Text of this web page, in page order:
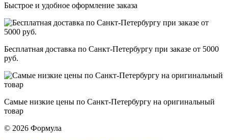
Быстрое и удобное оформление заказа
Бесплатная доставка по Санкт-Петербургу при заказе от 5000
руб.
Самые низкие цены по Санкт-Петербургу на оригинальный
товар
© 2026 Формула